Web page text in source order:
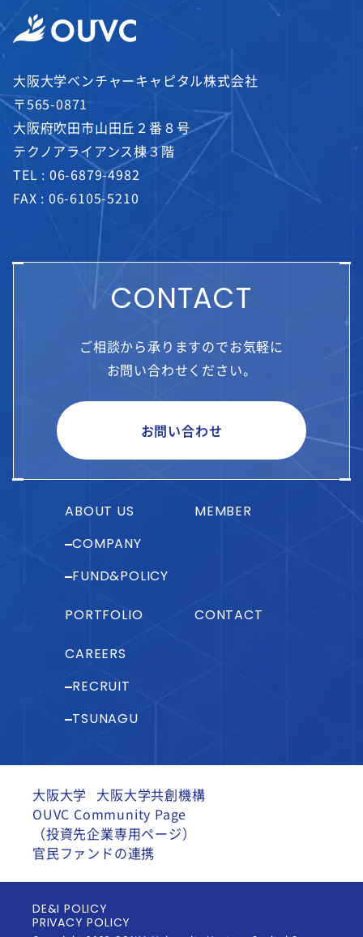
大阪大学ベンチャーキャピタル株式会社
〒565-0871
大阪府吹田市山田丘２番８号
テクノアライアンス棟３階
TEL : 06-6879-4982
FAX : 06-6105-5210
CONTACT
ご相談から承りますのでお気軽に
お問い合わせください。
お問い合わせ
ABOUT US
COMPANY
FUND&POLICY
PORTFOLIO
CAREERS
RECRUIT
TSUNAGU
MEMBER
CONTACT
大阪大学 大阪大学共創機構
OUVC Community Page
（投資先企業専用ページ）
官民ファンドの連携
PRIVACY POLICY
DE&I POLICY